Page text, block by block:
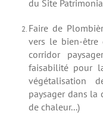
du Site
Faire de
vers le bien-être
corridor
faisabilité pour
végétalisation
paysager dans
de chaleur...)